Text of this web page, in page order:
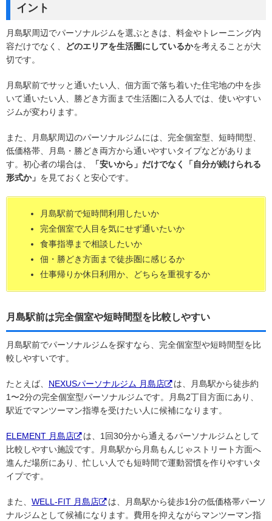
イント
月島駅周辺でパーソナルジムを選ぶときは、料金やトレーニング内
容だけでなく、
どのエリアを生活圏にしているかを考えることが大
切です。
月島駅前でサッと通いたい人、佃方面で落ち着いた住宅地の中を歩
いて通いたい人、勝どき方面まで生活圏に入る人では、使いやすい
ジムが変わります。
また、月島駅周辺のパーソナルジムには、完全個室型、短時間型、
低価格帯、月島・勝どき両方から通いやすいタイプなどがありま
す。初心者の場合は、
「安いから」だけでなく「自分が続けられる
形式か」 を見ておくと安心です。
月島駅前で短時間利用したいか
完全個室で人目を気にせず通いたいか
食事指導まで相談したいか
佃・勝どき方面まで徒歩圏に感じるか
仕事帰りか休日利用か、どちらを重視するか
月島駅前は完全個室や短時間型を比較しやすい
月島駅前でパーソナルジムを探すなら、完全個室型や短時間型を比
較しやすいです。
たとえば、 NEXUSパーソナルジム 月島店
は、月島駅から徒歩約
1〜2分の完全個室型パーソナルジムです。月島2丁目方面にあり、
駅近でマンツーマン指導を受けたい人に候補になります。
ELEMENT 月島店
は、1回30分から通えるパーソナルジムとして
比較しやすい施設です。月島駅から月島もんじゃストリート方面へ
進んだ場所にあり、忙しい人でも短時間で運動習慣を作りやすいタ
イプです。
また、 WELL-FIT 月島店
は、月島駅から徒歩1分の低価格帯パーソ
ナルジムとして候補になります。費用を抑えながらマンツーマン指